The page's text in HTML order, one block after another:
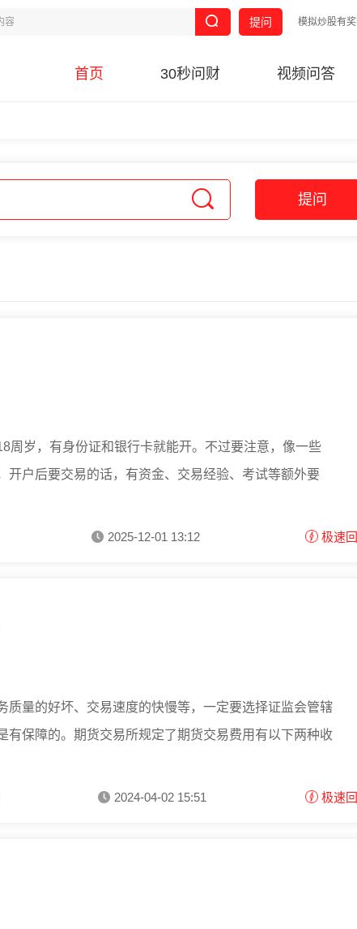
模拟炒股有
提问
首页 30秒问财 视频问答
提问
周岁，有身份证和银行卡就能开。不过要注意，像一些
开户后要交易的话，有资金、交易经验、考试等额外要
2025-12-01 13:12 极速
质量的好坏、交易速度的快慢等，一定要选择证监会管辖
有保障的。期货交易所规定了期货交易费用有以下两种收
2024-04-02 15:51 极速